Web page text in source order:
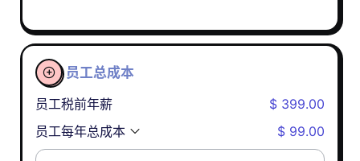

员工总成本
员工税前年薪
$ 399.00
员工每年总成本
$ 99.00